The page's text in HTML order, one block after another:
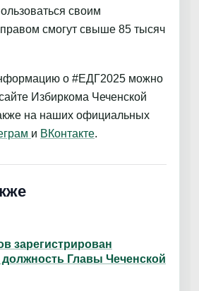
своим
смогут свыше 85 тысяч
о #ЕДГ2025 можно
Избиркома Чеченской
на наших официальных
и ВКонтакте.
зарегистрирован
Главы Чеченской